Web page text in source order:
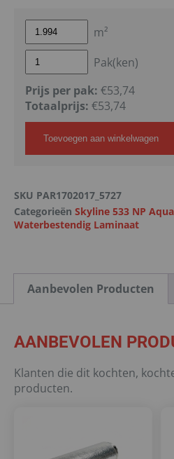
m²
Pak(ken)
Prijs per pak: €53,74
Totaalprijs: €53,74
Toevoegen aan winkelwagen
SKU PAR1702017_5727
Categorieën Skyline 533 NP
Waterbestendig Laminaat
Aanbevolen Producten
AANBEVOLEN
Klanten die dit kochten,
producten.